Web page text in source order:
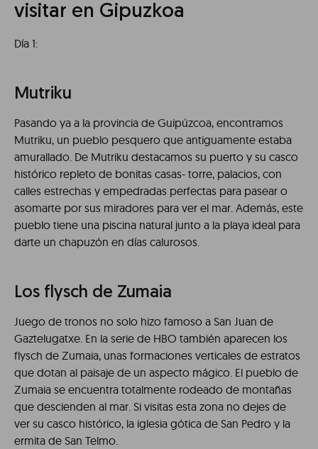
visitar en Gipuzkoa
Día 1:
Mutriku
Pasando ya a la provincia de Guipúzcoa, encontramos
Mutriku, un pueblo pesquero que antiguamente estaba
amurallado. De Mutriku destacamos su puerto y su casco
histórico repleto de bonitas casas- torre, palacios, con
calles estrechas y empedradas perfectas para pasear o
asomarte por sus miradores para ver el mar. Además, este
pueblo tiene una piscina natural junto a la playa ideal para
darte un chapuzón en días calurosos.
Los flysch de Zumaia
Juego de tronos no solo hizo famoso a San Juan de
Gaztelugatxe. En la serie de HBO también aparecen los
flysch de Zumaia, unas formaciones verticales de estratos
que dotan al paisaje de un aspecto mágico. El pueblo de
Zumaia se encuentra totalmente rodeado de montañas
que descienden al mar. Si visitas esta zona no dejes de
ver su casco histórico, la iglesia gótica de San Pedro y la
ermita de San Telmo.